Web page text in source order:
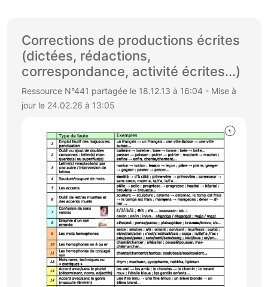
Corrections de productions écrites
(dictées, rédactions,
correspondance, activité écrites...)
Ressource N°441 partagée le 18.12.13 à 16:04 - Mise à
jour le 24.02.26 à 13:05